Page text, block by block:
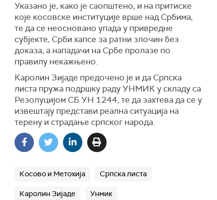
Указано је, како је саопштено, и на притиске
које косовске институције врше над Србима,
те да се неосновано упада у привредне
субјекте, Срби хапсе за ратни злочин без
доказа, а нападачи на Србе пролазе по
правилу некажњено.
Каролин Зијаде предочено је и да Српска
листа пружа подршку раду УНМИК у складу са
Резолуцијом СБ УН 1244, те да захтева да се у
извештају представи реална ситуација на
терену и страдање српског народа.
Косово и Метохија Српска листа
Каролин Зијаде Унмик